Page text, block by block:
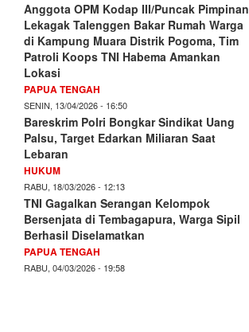
Anggota OPM Kodap III/Puncak Pimpinan
Lekagak Talenggen Bakar Rumah Warga
di Kampung Muara Distrik Pogoma, Tim
Patroli Koops TNI Habema Amankan
Lokasi
PAPUA TENGAH
SENIN, 13/04/2026 - 16:50
Bareskrim Polri Bongkar Sindikat Uang
Palsu, Target Edarkan Miliaran Saat
Lebaran
HUKUM
RABU, 18/03/2026 - 12:13
TNI Gagalkan Serangan Kelompok
Bersenjata di Tembagapura, Warga Sipil
Berhasil Diselamatkan
PAPUA TENGAH
RABU, 04/03/2026 - 19:58